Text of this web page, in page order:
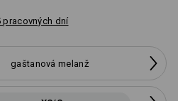
dní
gaštanová melanž